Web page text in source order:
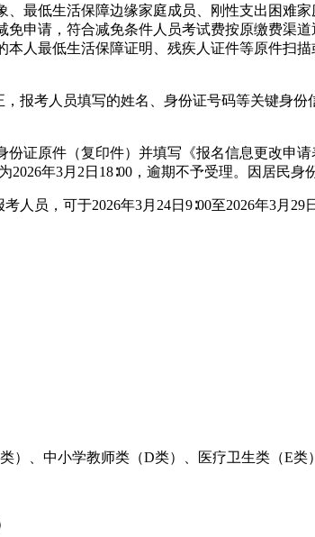
最低生活保障边缘家庭成员、刚性支出困难
申请，符合减免条件人员考试费按原缴费渠
人最低生活保障证明、残疾人证件等原件扫
报考人员填写的姓名、身份证号码等关键身
证原件（复印件）并填写《报名信息更改申
年3月2日18∶00，逾期不予受理。因居民
员，可于2026年3月24日9∶00至2026年3月29
）、中小学教师类（D类）、医疗卫生类（E类）